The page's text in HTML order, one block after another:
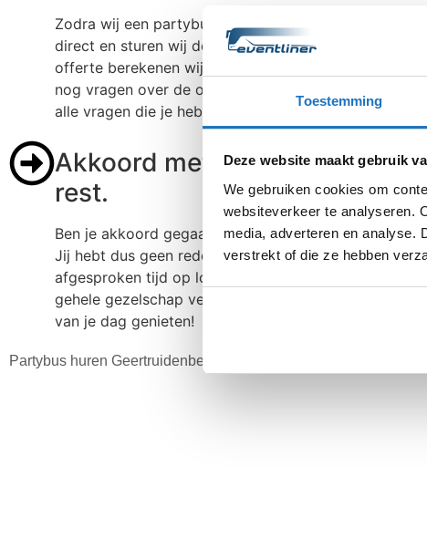
Toestemming
Deze website maakt gebruik
We gebruiken cookies om
websiteverkeer te analyseren.
media, adverteren en analyse.
verstrekt of die ze hebben
Zodra wij een partybus aanvraag ontvangen
direct en sturen wij de offerte meteen op. Bij het
offerte berekenen wij altijd de scherpste prijs voor
nog vragen over de offerte? Neem dan contact op en
alle vragen die je hebt direct beantwoorden.
Akkoord met de offerte? Wij
rest.
Ben je akkoord gegaan met de offerte? Dan regelen
Jij hebt dus geen reden meer om te stressen. Wij
afgesproken tijd op locatie in Geertruidenberg en
gehele gezelschap veilig van A naar B. Wij regelen
van je dag genieten!
Partybus huren Geertruidenberg